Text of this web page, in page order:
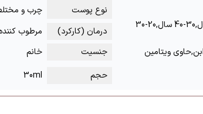
نوع پوست
چرب و
50 سال به بالا,40-50 سال,30-40 سال,20-30
درمان (کارکرد)
مرطوب
ویتامین جنسیت
خانم
حجم 30ml